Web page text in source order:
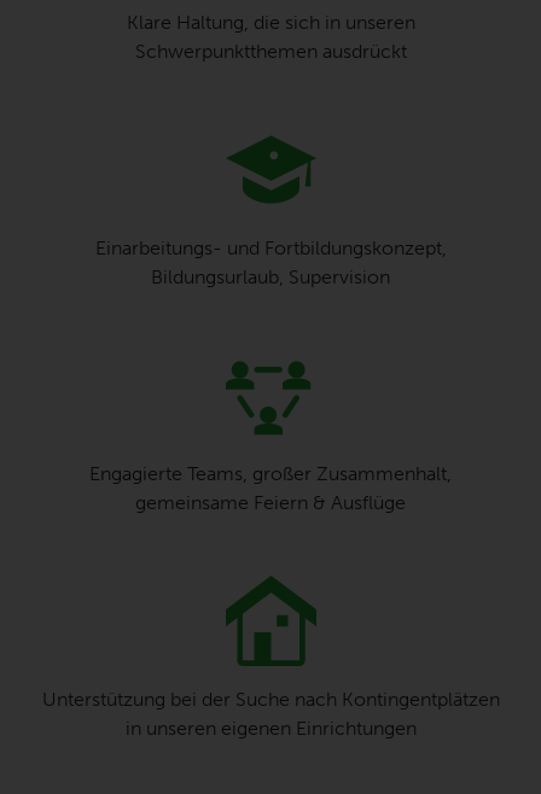
Klare Haltung, die sich in unseren
Schwerpunktthemen ausdrückt
Einarbeitungs- und Fortbildungskonzept,
Bildungsurlaub, Supervision
Engagierte Teams, großer Zusammenhalt,
gemeinsame Feiern & Ausflüge
Unterstützung bei der Suche nach Kontingentplätzen
in unseren eigenen Einrichtungen